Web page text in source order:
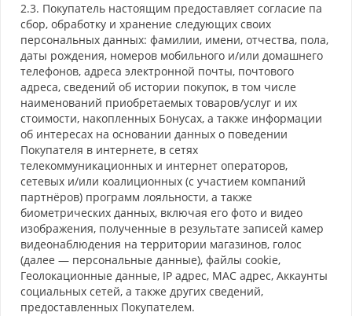
2.3. Покупатель настоящим предоставляет согласие па
сбор, обработку и хранение следующих своих
персональных данных: фамилии, имени, отчества, пола,
даты рождения, номеров мобильного и/или домашнего
телефонов, адреса электронной почты, почтового
адреса, сведений об истории покупок, в том числе
наименований приобретаемых товаров/услуг и их
стоимости, накопленных Бонусах, а также информации
об интересах на основании данных о поведении
Покупателя в интернете, в сетях
телекоммуникационных и интернет операторов,
сетевых и/или коалиционных (с участием компаний
партнёров) программ лояльности, а также
биометрических данных, включая его фото и видео
изображения, полученные в результате записей камер
видеонаблюдения на территории магазинов, голос
(далее — персональные данные), файлы cookie,
Геолокационные данные, IP адрес, MAC адрес, Аккаунты
социальных сетей, а также других сведений,
предоставленных Покупателем.